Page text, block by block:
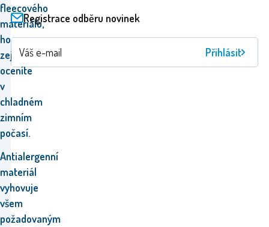
fleecového
materiálu,
ho
zejména
oceníte
v
chladném
zimním
počasí.
Antialergenní
materiál
vyhovuje
všem
požadovaným
Registrace odběru novinek
Přihlásit